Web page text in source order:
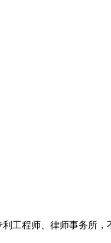
工程师、律师事务所